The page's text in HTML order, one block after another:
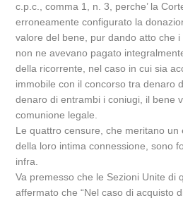
c.p.c., comma 1, n. 3, perche’ la
erroneamente configurato la
valore del bene, pur dando atto che
non ne avevano pagato
della ricorrente, nel caso in cui sia
immobile con il concorso tra denaro
denaro di entrambi i coniugi, il bene
comunione legale.
Le quattro censure, che meritano un
della loro intima connessione, sono
infra.
Va premesso che le Sezioni Unite di
affermato che “Nel caso di acquisto